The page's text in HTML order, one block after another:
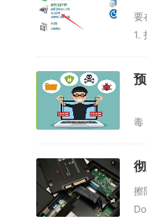
防患于未然，所以防范
对陌生人发送的链接什
要
1.
毒
擦